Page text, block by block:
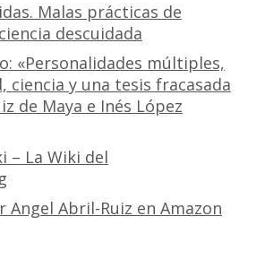
Malas prácticas de
descuidada
«Personalidades múltiples,
ciencia y una tesis fracasada
de Maya e Inés López
– La Wiki del
Angel Abril-Ruiz en Amazon